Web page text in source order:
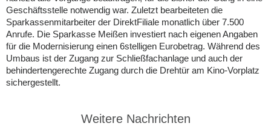
Geschäftsstelle notwendig war. Zuletzt bearbeiteten die
Sparkassenmitarbeiter der DirektFiliale monatlich über 7.500
Anrufe. Die Sparkasse Meißen investiert nach eigenen Angaben
für die Modernisierung einen 6stelligen Eurobetrag. Während des
Umbaus ist der Zugang zur Schließfachanlage und auch der
behindertengerechte Zugang durch die Drehtür am Kino-Vorplatz
sichergestellt.
Weitere Nachrichten